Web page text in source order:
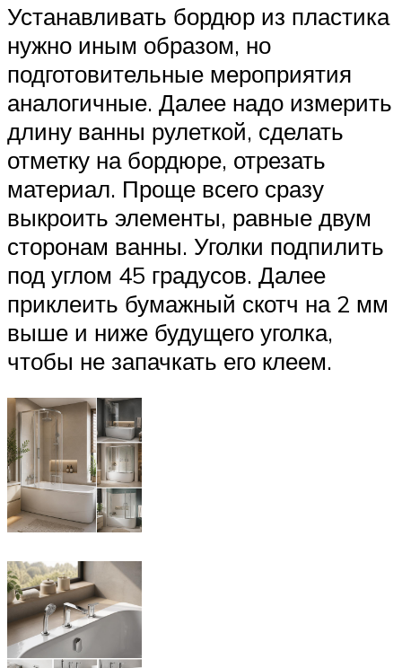
Устанавливать бордюр из пластика
нужно иным образом, но
подготовительные мероприятия
аналогичные. Далее надо измерить
длину ванны рулеткой, сделать
отметку на бордюре, отрезать
материал. Проще всего сразу
выкроить элементы, равные двум
сторонам ванны. Уголки подпилить
под углом 45 градусов. Далее
приклеить бумажный скотч на 2 мм
выше и ниже будущего уголка,
чтобы не запачкать его клеем.